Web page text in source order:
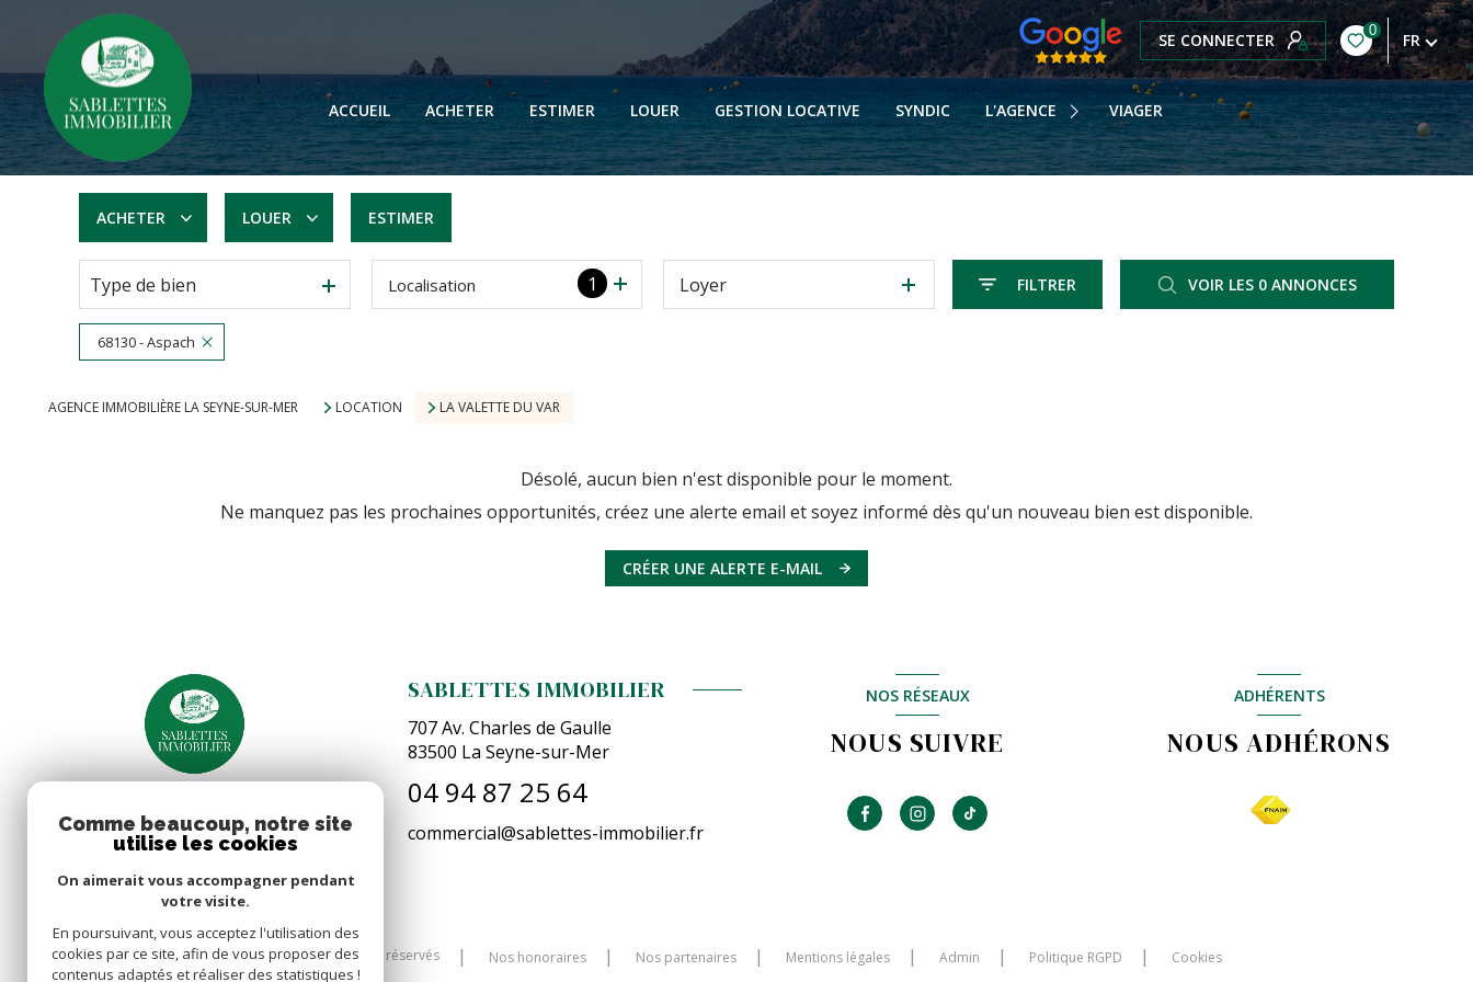
SE CONNECTER 0 FR
ACCUEIL ACHETER ESTIMER LOUER GESTION LOCATIVE SYNDIC L'AGENCE
NOTRE HISTOIRE
NOTRE ÉQUIPE
NOS HONORAIRES
VIAGER
ACHETER
De l'ancien
LOUER
à l'année
ESTIMER
Type de bien 1
Localisation Loyer FILTRER VOIR LES 0 ANNONCES
68130 - Aspach
AGENCE IMMOBILIÈRE LA SEYNE-SUR-MER LOCATION LA VALETTE DU VAR
Désolé, aucun bien n'est disponible pour le moment.
Ne manquez pas les prochaines opportunités, créez une alerte email et soyez informé dès qu'un nouveau bien est disponible.
CRÉER UNE ALERTE E-MAIL
SABLETTES IMMOBILIER
707 Av. Charles de Gaulle
83500 La Seyne-sur-Mer
04 94 87 25 64
commercial@sablettes-immobilier.fr
NOS RÉSEAUX
NOUS SUIVRE
ADHÉRENTS
NOUS ADHÉRONS
© 2026 | Tous droits réservés Nos honoraires Nos partenaires Mentions légales Admin Politique RGPD Cookies
Comme beaucoup, notre site
utilise les cookies
On aimerait vous accompagner pendant
votre visite.
En poursuivant, vous acceptez l'utilisation des
cookies par ce site, afin de vous proposer des
contenus adaptés et réaliser des statistiques !